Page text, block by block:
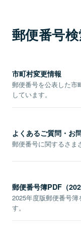
郵便番号
市町村変更情報
郵便番号を公表した市
しています。
よくあるご質問・お
郵便番号に関するさま
郵便番号簿PDF（
2025年度版郵便番号
す。